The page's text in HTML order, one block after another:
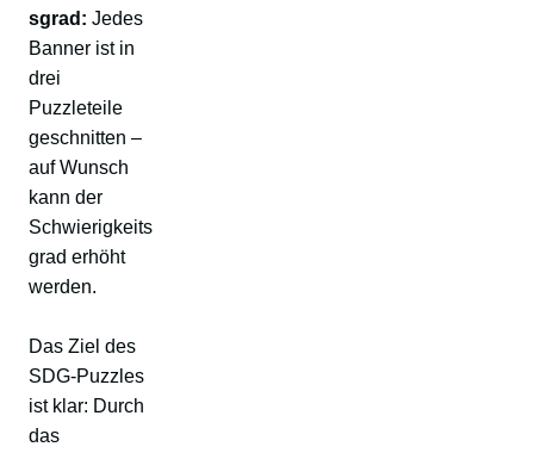
sgrad: Jedes
Banner ist in
drei
Puzzleteile
geschnitten –
auf Wunsch
kann der
Schwierigkeits
grad erhöht
werden.
Das Ziel des
SDG-Puzzles
ist klar: Durch
das